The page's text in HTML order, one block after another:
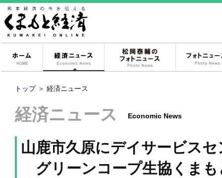
経済ニュース
トップ ＞ 経済ニュース
経済ニュース Economic News
山鹿市久原にデイサービス
グリーンコープ生協くま